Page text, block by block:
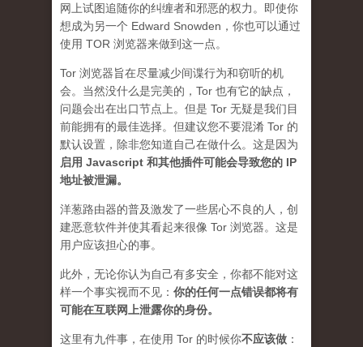
网上试图追随你的纠缠者和邪恶的权力。即使你
想成为另一个 Edward Snowden，你也可以通过
使用 TOR 浏览器来做到这一点。
Tor 浏览器旨在尽量减少间谍行为和窃听的机
会。当然没什么是完美的，Tor 也有它的缺点，
问题会出在出口节点上。但是 Tor 无疑是我们目
前能拥有的最佳选择。但建议您不要混淆 Tor 的
默认设置，除非您知道自己在做什么。这是因为
启用 Javascript 和其他插件可能会导致您的 IP
地址被泄漏。
洋葱路由器的普及激发了一些居心不良的人，创
建恶意软件并使其看起来很像 Tor 浏览器。这是
用户应该担心的事。
此外，无论你认为自己有多安全，你都不能对这
样一个事实视而不见： 你的任何一点错误都将有
可能在互联网上泄露你的身份。
这里有九件事，在使用 Tor 的时候你不应该做 ：